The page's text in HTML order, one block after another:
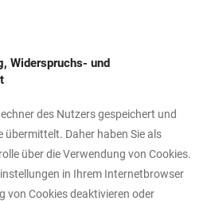
Widerspruchs- und
des Nutzers gespeichert und
übermittelt. Daher haben Sie als
über die Verwendung von Cookies.
in Ihrem Internetbrowser
von Cookies deaktivieren oder